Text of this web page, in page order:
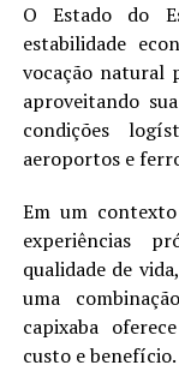
O Estado do
estabilidade
vocação natural
aproveitando
condições
aeroportos e
Em um
experiências
qualidade de
uma
capixaba
custo e benefício.